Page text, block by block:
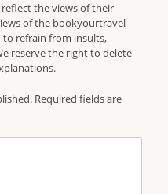
the views of their
of the bookyourtravel
refrain from insults,
reserve the right to delete
Required fields are